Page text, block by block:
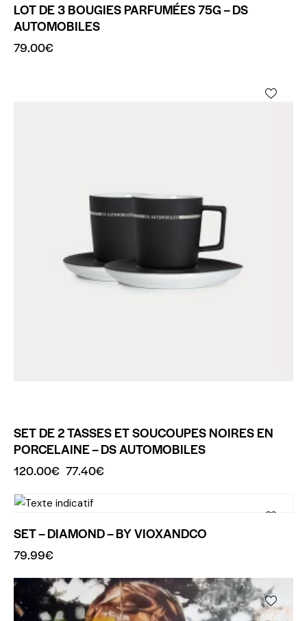
LOT DE 3 BOUGIES PARFUMÉES 75G – DS
AUTOMOBILES
79.00€
SET DE 2 TASSES ET SOUCOUPES NOIRES EN
PORCELAINE – DS AUTOMOBILES
120.00€ 77.40€
SET – DIAMOND – BY VIOXANDCO
79.99€